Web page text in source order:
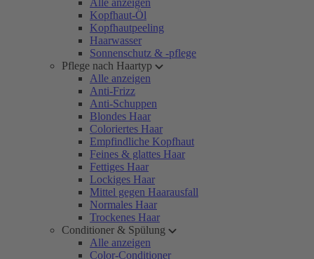
Alle anzeigen
Kopfhaut-Öl
Kopfhautpeeling
Haarwasser
Sonnenschutz & -pflege
Pflege nach Haartyp
Alle anzeigen
Anti-Frizz
Anti-Schuppen
Blondes Haar
Coloriertes Haar
Empfindliche Kopfhaut
Feines & glattes Haar
Fettiges Haar
Lockiges Haar
Mittel gegen Haarausfall
Normales Haar
Trockenes Haar
Conditioner & Spülung
Alle anzeigen
Color-Conditioner